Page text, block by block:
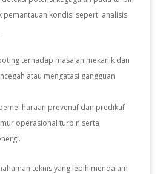
pemantauan kondisi seperti analisis
terhadap masalah mekanik dan
atau mengatasi gangguan
preventif dan prediktif
operasional turbin serta
teknis yang lebih mendalam